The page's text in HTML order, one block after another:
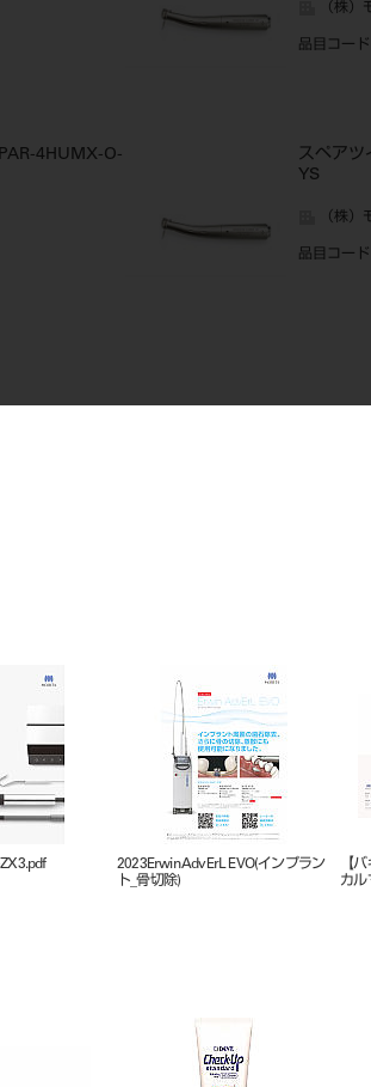
（株）
品目コード
4HUMX-O-
スペアツ
YS
（株）
品目コード
2023Erwin AdvErL EVO(インプラン
ト_骨切除)
【
カル